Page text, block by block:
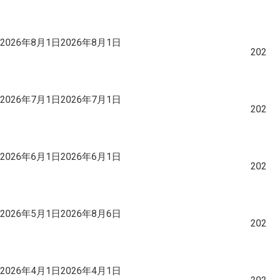
投
2026年8月1日2026年8月1日
投
2026年7月1日2026年7月1日
投
2026年6月1日2026年6月1日
投
2026年5月1日2026年8月6日
投
2026年4月1日2026年4月1日